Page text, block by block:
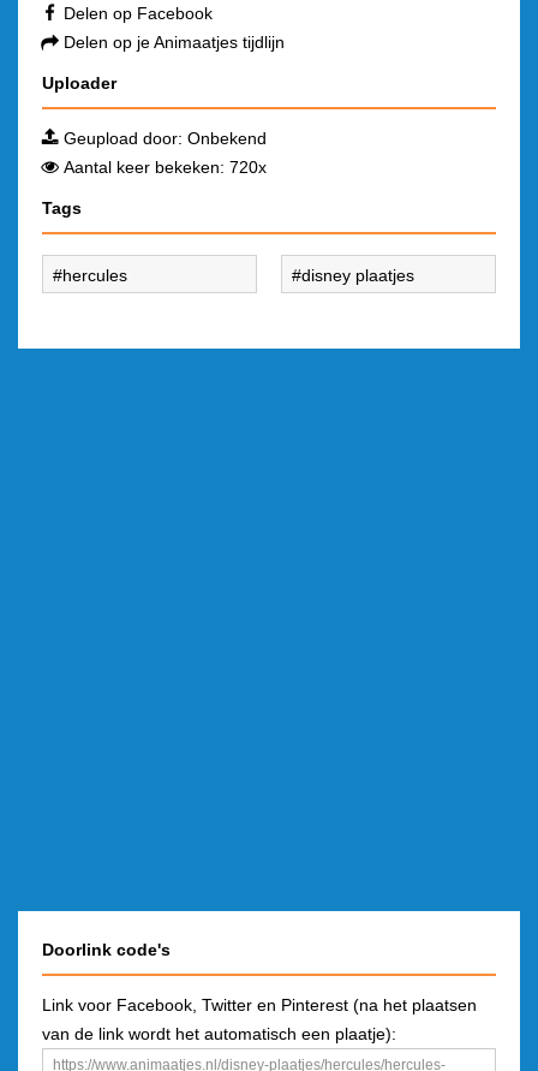
Delen op Facebook
Delen op je Animaatjes tijdlijn
Uploader
Geupload door: Onbekend
Aantal keer bekeken: 720x
Tags
hercules disney plaatjes
Doorlink code's
Link voor Facebook, Twitter en Pinterest (na het plaatsen
van de link wordt het automatisch een plaatje):